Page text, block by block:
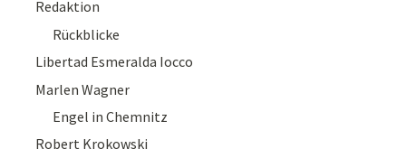
Redaktion
Rückblicke
Libertad Esmeralda Iocco
Marlen Wagner
Engel in Chemnitz
Robert Krokowski